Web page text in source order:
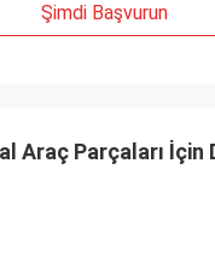
Şimdi Başvurun
Araç Parçaları İçin